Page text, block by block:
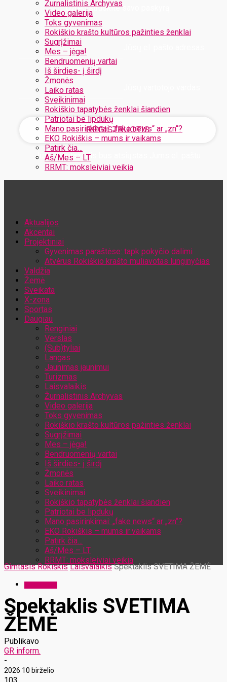
Žurnalistinis Archyvas
Video galerija
Toks gyvenimas
Rokiškio krašto kultūros pažinties ženklai
Sugrįžimai
Mes – jėga!
Bendruomenių vartai
Iš širdies- į širdį
Žmonės
Laiko ratas
Sveikinimai
Rokiškio tapatybės ženklai šiandien
Patriotai be lipdukų
Mano pasirinkimai: „fake news“ ar „zn“?
EKO Rokiškis – mums ir vaikams
Patirk čia…
Aš/Mes – LT
RRMT: moksleiviai veikia
Užregistruokite savo paskyrą
Jūsų slaptažodis bus atsiųstas Jums el. paštu
Aktualijos
Akcentai
Projektiniai
Gyvenimas paraštėse: tapk pokyčio dalimi
Atvėrus Rokiškio krašto muliavotas lunginyčias
Valdžia
Žemė
Sveikata
X-zona
Sportas
Daugiau
Renginiai
Verslas
(Sub)tyliai
Langas
Jaunimas jaunimui
Turizmas
Laisvalaikis
Žurnalistinis Archyvas
Video galerija
Toks gyvenimas
Rokiškio krašto kultūros pažinties ženklai
Sugrįžimai
Mes – jėga!
Bendruomenių vartai
Iš širdies- į širdį
Žmonės
Laiko ratas
Sveikinimai
Rokiškio tapatybės ženklai šiandien
Patriotai be lipdukų
Mano pasirinkimai: „fake news“ ar „zn“?
EKO Rokiškis – mums ir vaikams
Patirk čia…
Aš/Mes – LT
RRMT: moksleiviai veikia
Gimtasis Rokiškis Laisvalaikis Spektaklis SVETIMA ŽEMĖ
Spektaklis SVETIMA
ŽEMĖ
Publikavo
GR inform.
-
2026 10 birželio